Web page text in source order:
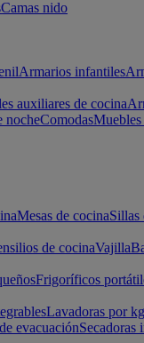
Camas nido
Armarios infantiles
auxiliares de cocina
nocheComodas
Mesas de cocinaSillas
de cocinaVajilla
Frigoríficos
Lavadoras por kg
evacuaciónSecadoras